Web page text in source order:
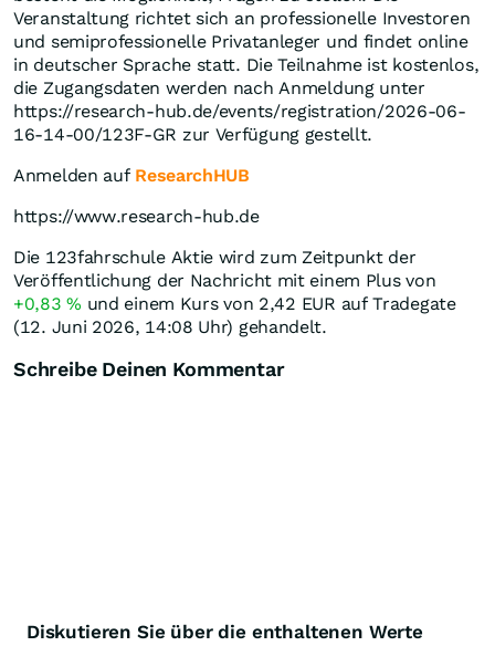
Veranstaltung richtet sich an professionelle Investoren
und semiprofessionelle Privatanleger und findet online
in deutscher Sprache statt. Die Teilnahme ist kostenlos,
die Zugangsdaten werden nach Anmeldung unter
https://research-hub.de/events/registration/2026-06-
16-14-00/123F-GR zur Verfügung gestellt.
Anmelden auf ResearchHUB
https://www.research-hub.de
Die 123fahrschule Aktie wird zum Zeitpunkt der
Veröffentlichung der Nachricht mit einem Plus von
+0,83% und einem Kurs von 2,42 EUR auf Tradegate
(12. Juni 2026, 14:08 Uhr) gehandelt.
Schreibe Deinen Kommentar
Diskutieren Sie über die enthaltenen Werte